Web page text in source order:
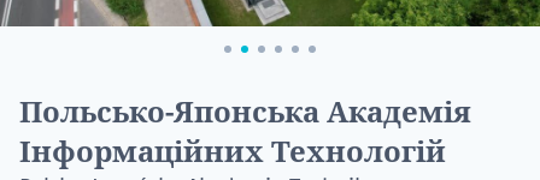
Польсько-Японська Академія
Інформаційних Технологій